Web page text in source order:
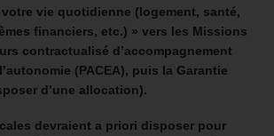
vie quotidienne (logement, santé,
financiers, etc.) » vers les Missions
contractualisé d’accompagnement
(PACEA), puis la Garantie
d’une allocation).
devraient a priori disposer pour